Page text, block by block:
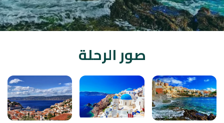
صور الرحلة